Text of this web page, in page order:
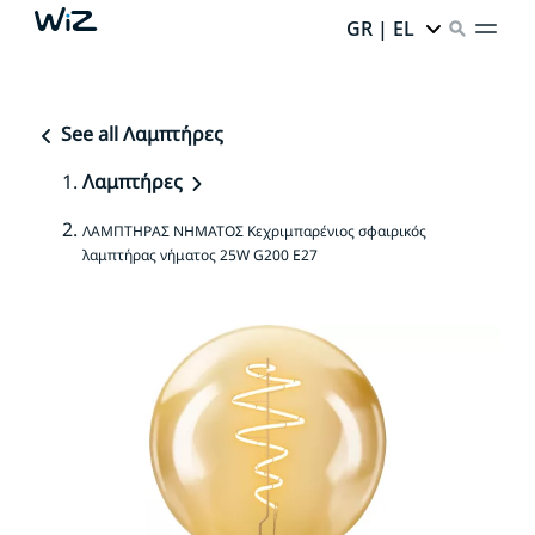
GR | EL
See all Λαμπτήρες
Λαμπτήρες
ΛΑΜΠΤΗΡΑΣ ΝΗΜΑΤΟΣ Κεχριμπαρένιος σφαιρικός
λαμπτήρας νήματος 25W G200 E27